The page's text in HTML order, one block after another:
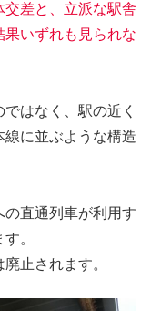
差と、立派な駅舎
いずれも見られな
はなく、駅の近く
に並ぶような構造
の直通列車が利用す
。
止されます。